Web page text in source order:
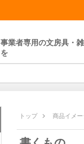
事業者専用の文房具・
を
トップ 商品イメ